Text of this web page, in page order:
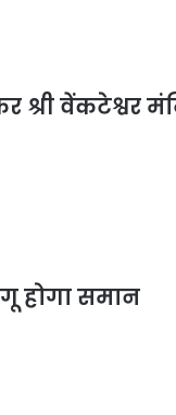
वेंकटेश्वर
होगा समान